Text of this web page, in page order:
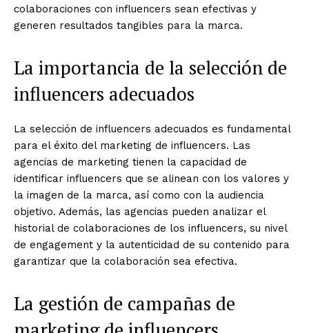
colaboraciones con influencers sean efectivas y
generen resultados tangibles para la marca.
La importancia de la selección de
influencers adecuados
La selección de influencers adecuados es fundamental
para el éxito del marketing de influencers. Las
agencias de marketing tienen la capacidad de
identificar influencers que se alinean con los valores y
la imagen de la marca, así como con la audiencia
objetivo. Además, las agencias pueden analizar el
historial de colaboraciones de los influencers, su nivel
de engagement y la autenticidad de su contenido para
garantizar que la colaboración sea efectiva.
La gestión de campañas de